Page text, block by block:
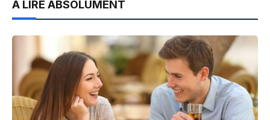
À LIRE ABSOLUMENT